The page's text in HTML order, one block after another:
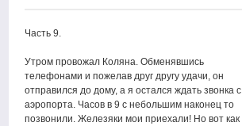
Часть 9.
Утром провожал Коляна. Обменявшись
телефонами и пожелав друг другу удачи, он
отправился до дому, а я остался ждать звонка с
аэропорта. Часов в 9 с небольшим наконец то
позвонили. Железяки мои приехали! Но вот как